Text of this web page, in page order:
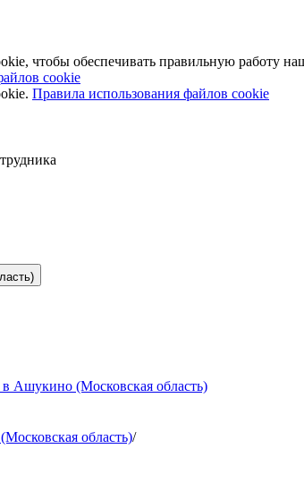
чтобы обеспечивать правильную работу
cookie
Правила использования файлов cookie
Ашукино (Московская область)
область)/